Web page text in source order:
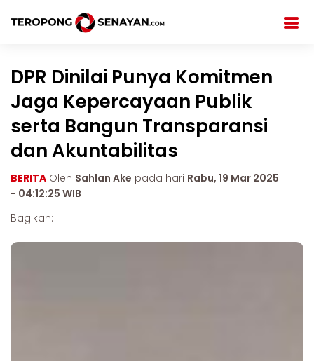
DPR Dinilai Punya Komitmen
Jaga Kepercayaan Publik
serta Bangun Transparansi
dan Akuntabilitas
BERITA Oleh Sahlan Ake pada hari Rabu, 19 Mar 2025
- 04:12:25 WIB
Bagikan: